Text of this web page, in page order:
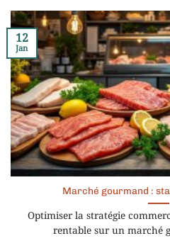
Marché gourmand :
Optimiser la stratégie
rentable sur un marché
12
Jan